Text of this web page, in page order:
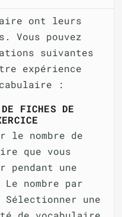
ont leurs
Vous pouvez
suivantes
expérience
:
FICHES DE
le nombre de
que vous
pendant une
nombre par
une